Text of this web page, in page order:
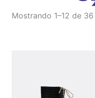
Mostrando 1–12 de